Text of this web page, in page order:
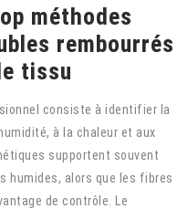
méthodes
rembourrés
tissu
consiste à identifier la
à la chaleur et aux
supportent souvent
humides, alors que les fibres
de contrôle. Le